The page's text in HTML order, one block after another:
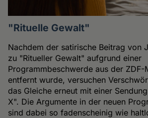
"Rituelle Gewalt"
Nachdem der satirische Beitrag von
zu "Ritueller Gewalt" aufgrund einer
Programmbeschwerde aus der ZDF-
entfernt wurde, versuchen
das Gleiche erneut mit einer
X". Die Argumente in der neuen
sind dabei so fadenscheinig wie